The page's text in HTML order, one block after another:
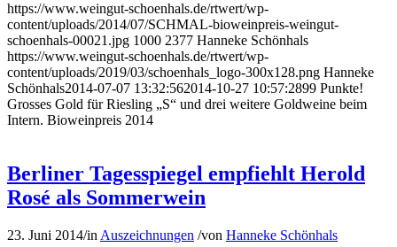
https://www.weingut-schoenhals.de/rtwert/wp-
content/uploads/2014/07/SCHMAL-bioweinpreis-weingut-
schoenhals-00021.jpg 1000 2377 Hanneke Schönhals
https://www.weingut-schoenhals.de/rtwert/wp-
content/uploads/2019/03/schoenhals_logo-300x128.png Hanneke
Schönhals2014-07-07 13:32:562014-10-27 10:57:2899 Punkte!
Grosses Gold für Riesling „S“ und drei weitere Goldweine beim
Intern. Bioweinpreis 2014
Berliner Tagesspiegel empfiehlt Herold
Rosé als Sommerwein
23. Juni 2014/in Auszeichnungen /von Hanneke Schönhals